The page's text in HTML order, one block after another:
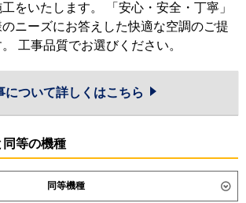
をいたします。 「安心・安全・丁寧」
ニーズにお答えした快適な空調のご提
工事品質でお選びください。
について詳しくはこちら
同等の機種
同等機種